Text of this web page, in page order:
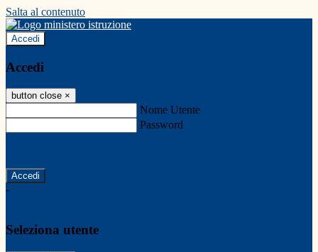
Salta al contenuto
Accedi
Accedi
button close ×
Nome Utente
Password
-
Seleziona utente